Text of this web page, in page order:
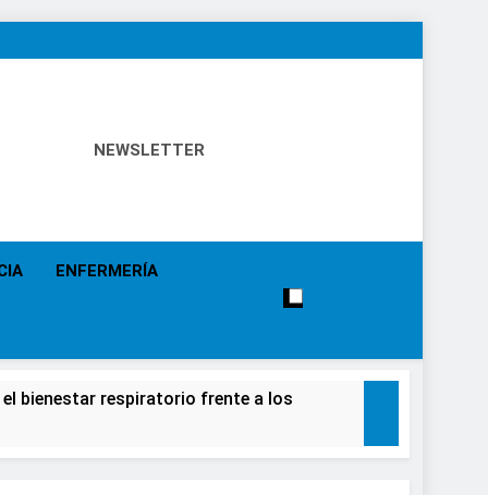
NEWSLETTER
ENFERMERÍA
bienestar respiratorio frente a los